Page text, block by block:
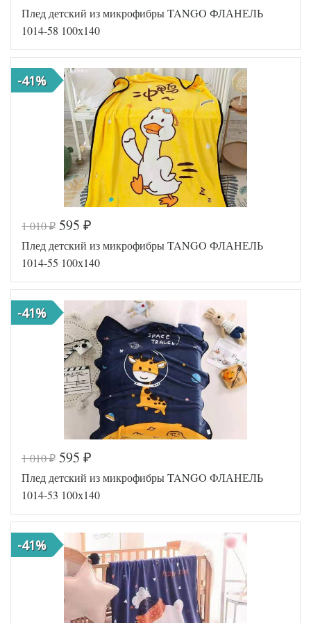
Артикул
TT60587
Размер пледа/
Ткань
Микрофибра
Производитель
Tango
(Китай)
Код товара
Артикул
TT105107
Размер пледа/
Ткань
Микрофибра
Производитель
Tango
(Китай)
Плед детский из микрофибры TANGO ФЛАНЕЛЬ
1014-58 100х140
-41%
Код товара
Артикул
TT105106
Размер пледа/
Ткань
Микрофибра
Производитель
Tango
1 010₽ 595 ₽
Плед детский из микрофибры TANGO ФЛАНЕЛЬ
1014-55 100х140
-41%
1 010₽ 595 ₽
Плед детский из микрофибры TANGO ФЛАНЕЛЬ
1014-53 100х140
-41%